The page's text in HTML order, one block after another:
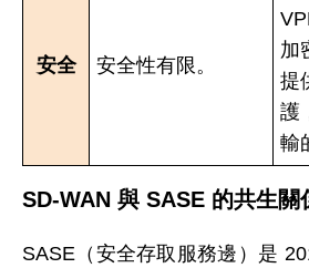
安全 安全性有限​​​​​​​。
加
提
護
輸
SD-WAN 與 SASE 的共生關
SASE（安全存取服務邊）是